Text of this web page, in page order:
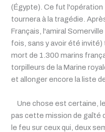
(Égypte). Ce fut l'opération
tournera à la tragédie.
Français, l'amiral
fois, sans y avoir été
mort de 1.300 marins
torpilleurs de la Marine
et allonger encore la liste
Une chose est certaine,
pas cette mission de gaîté
le feu sur ceux qui, deux